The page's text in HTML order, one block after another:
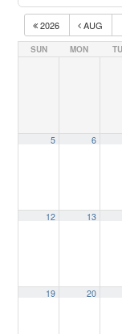
2026 AUG
SUN MON
5 6
12 13
19 20